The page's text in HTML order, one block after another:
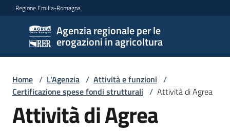
Vai al contenuto
Vai alla navigazione
Vai al footer
Regione Emilia-Romagna
Agenzia regionale per le
erogazioni in agricoltura
Agenzia
regionale
per le
erogazioni
in
agricoltura
Home / L'Agenzia / Attività e funzioni /
Certificazione spese fondi strutturali / Attività di Agrea
Attività di Agrea